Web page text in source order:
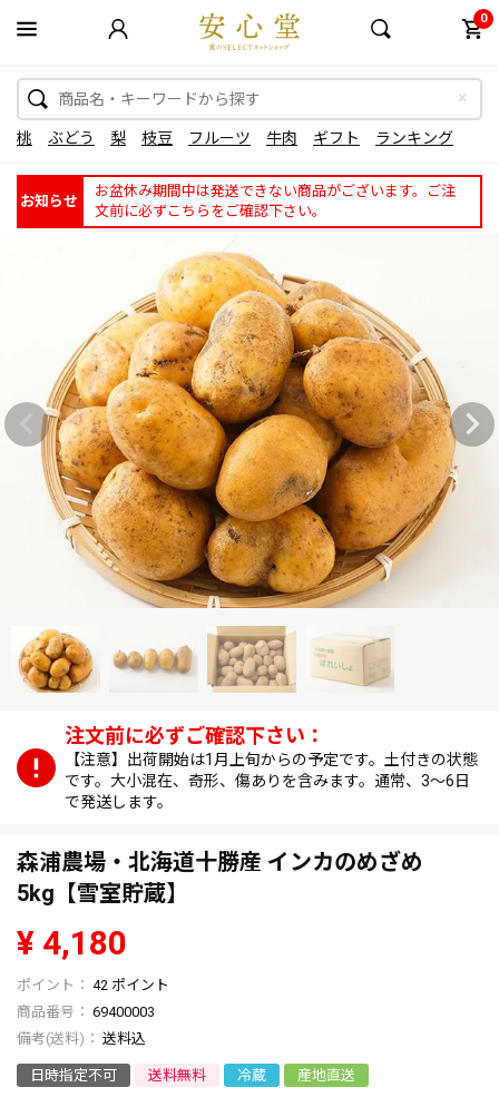
0
桃 ぶどう 梨 枝豆 フルーツ 牛肉 ギフト ランキング
お知らせ
お盆休み期間中は発送できない商品がございます。ご注
文前に必ずこちらをご確認下さい。
【注意】出荷開始は1月上旬からの予定です。土付きの状態
です。大小混在、奇形、傷ありを含みます。通常、3～6日
で発送します。
森浦農場・北海道十勝産 インカのめざめ
5kg【雪室貯蔵】
¥ 4,180
42 ポイント
商品番号
69400003
送料込
日時指定不可 送料無料 冷蔵 産地直送